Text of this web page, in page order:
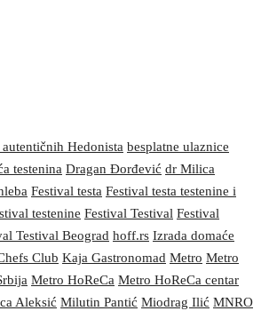
Hedonista besplatne ulaznice
testenina Dragan Đorđević dr Milica
Festival testa Festival testa testenine i
testenine Festival Testival Festival
Testival Beograd hoff.rs Izrada domaće
Club Kaja Gastronomad Metro Metro
Metro HoReCa Metro HoReCa centar
Aleksić Milutin Pantić Miodrag Ilić MNRO